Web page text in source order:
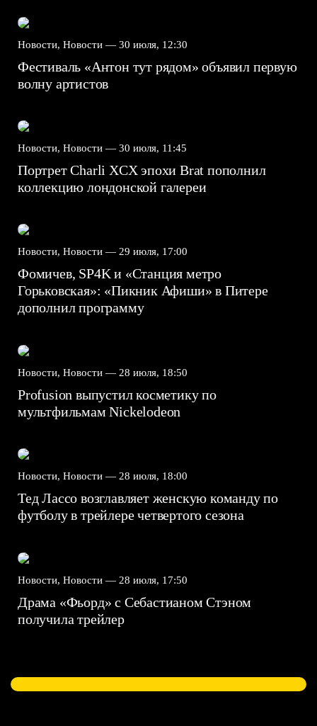
Новости, Новости — 30 июля, 12:30
Фестиваль «Антон тут рядом» объявил первую
волну артистов
Новости, Новости — 30 июля, 11:45
Портрет Charli XCX эпохи Brat пополнил
коллекцию лондонской галереи
Новости, Новости — 29 июля, 17:00
Фомичев, SP4K и «Станция метро
Горьковская»: «Пикник Афиши» в Питере
дополнил программу
Новости, Новости — 28 июля, 18:50
Profusion выпустил косметику по
мультфильмам Nickelodeon
Новости, Новости — 28 июля, 18:00
Тед Лассо возглавляет женскую команду по
футболу в трейлере четвертого сезона
Новости, Новости — 28 июля, 17:50
Драма «Фьорд» с Себастианом Стэном
получила трейлер